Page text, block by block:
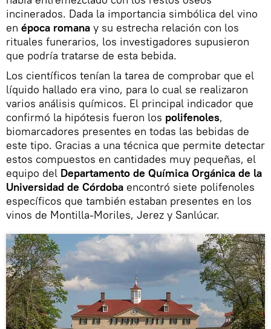
incinerados. Dada la importancia simbólica del vino
en época romana y su estrecha relación con los
rituales funerarios, los investigadores supusieron
que podría tratarse de esta bebida.
Los científicos tenían la tarea de comprobar que el
líquido hallado era vino, para lo cual se realizaron
varios análisis químicos. El principal indicador que
confirmó la hipótesis fueron los polifenoles,
biomarcadores presentes en todas las bebidas de
este tipo. Gracias a una técnica que permite detectar
estos compuestos en cantidades muy pequeñas, el
equipo del Departamento de Química Orgánica de la
Universidad de Córdoba encontró siete polifenoles
específicos que también estaban presentes en los
vinos de Montilla-Moriles, Jerez y Sanlúcar.